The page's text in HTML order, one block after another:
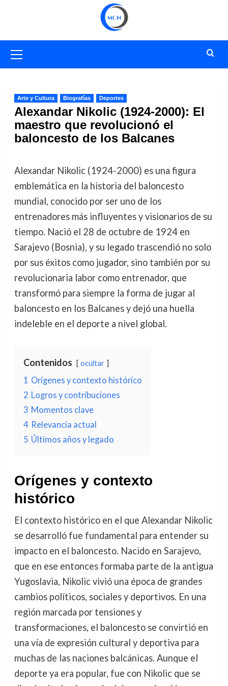
primario
Arte y Cultura Biografías Deportes
Alexandar Nikolic (1924-2000): El
maestro que revolucionó el
baloncesto de los Balcanes
Alexandar Nikolic (1924-2000) es una figura
emblemática en la historia del baloncesto
mundial, conocido por ser uno de los
entrenadores más influyentes y visionarios de su
tiempo. Nació el 28 de octubre de 1924 en
Sarajevo (Bosnia), y su legado trascendió no solo
por sus éxitos como jugador, sino también por su
revolucionaria labor como entrenador, que
transformó para siempre la forma de jugar al
baloncesto en los Balcanes y dejó una huella
indeleble en el deporte a nivel global.
Contenidos ocultar
1 Orígenes y contexto histórico
2 Logros y contribuciones
3 Momentos clave
4 Relevancia actual
5 Últimos años y legado
Orígenes y contexto
histórico
El contexto histórico en el que Alexandar Nikolic
se desarrolló fue fundamental para entender su
impacto en el baloncesto. Nacido en Sarajevo,
que en ese entonces formaba parte de la antigua
Yugoslavia, Nikolic vivió una época de grandes
cambios políticos, sociales y deportivos. En una
región marcada por tensiones y
transformaciones, el baloncesto se convirtió en
una vía de expresión cultural y deportiva para
muchas de las naciones balcánicas. Aunque el
deporte ya era popular, fue con Nikolic que se